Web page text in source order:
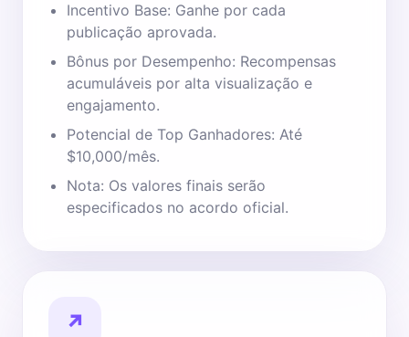
Incentivo Base: Ganhe por cada
publicação aprovada.
Bônus por Desempenho: Recompensas
acumuláveis por alta visualização e
engajamento.
Potencial de Top Ganhadores: Até
$10,000/mês.
Nota: Os valores finais serão
especificados no acordo oficial.
↗